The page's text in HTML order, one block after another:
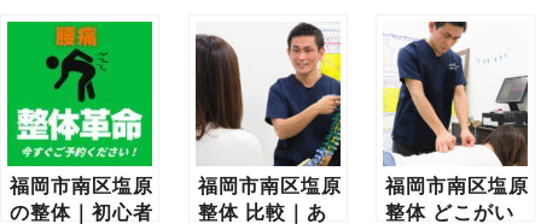
福岡市南区塩原
の整体｜初心者
福岡市南区塩原
整体 比較｜あ
福岡市南区塩原
整体 どこがい